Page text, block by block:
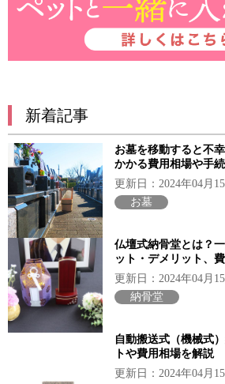
新着記事
お墓を移動すると不
かかる費用相場や手
更新日：2024年04月
お墓
仏壇式納骨堂とは？
ット・デメリット、
更新日：2024年04月
納骨堂
自動搬送式（機械式
トや費用相場を解説
更新日：2024年04月